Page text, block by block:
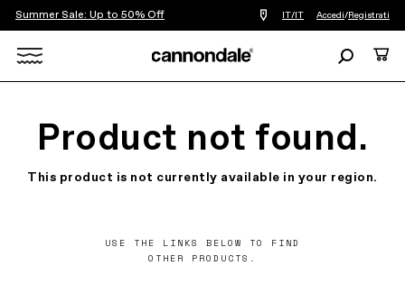
Summer Sale: Up to 50% Off
Trova
un
vicino
IT/IT Accedi/Registrati
Ricerca
Product not found.
This product is not currently available in your region.
USE THE LINKS BELOW TO FIND
OTHER PRODUCTS.